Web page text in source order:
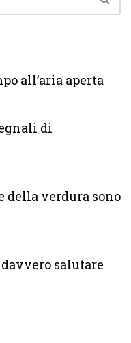
all’aria aperta
di
della verdura sono
salutare